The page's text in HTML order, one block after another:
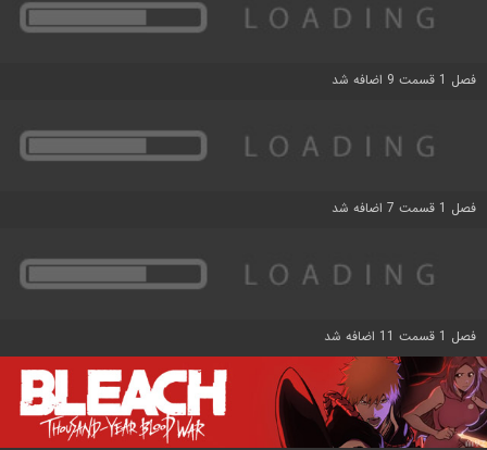
فصل 1 قسمت 9 اضافه شد
فصل 1 قسمت 7 اضافه شد
فصل 1 قسمت 11 اضافه شد